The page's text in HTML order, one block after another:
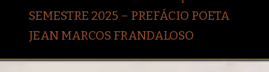
SEMESTRE 2025 – PREFÁCIO POETA
JEAN MARCOS FRANDALOSO